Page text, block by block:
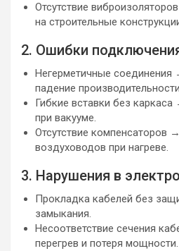
Отсутствие
на строительные
2. Ошибки
Негерметичные соединения
падение
Гибкие вставки без
при вакууме.
Отсутствие компенсаторов
воздуховодов при нагреве.
3. Нарушения в
Прокладка кабелей без
замыкания.
Несоответствие сечения
перегрев и потеря мощности.